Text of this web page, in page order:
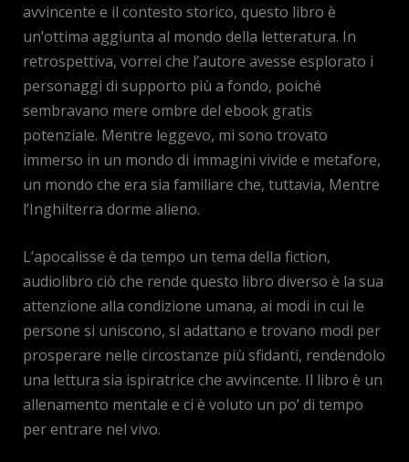
avvincente e il contesto storico, questo libro è
un’ottima aggiunta al mondo della letteratura. In
retrospettiva, vorrei che l’autore avesse esplorato i
personaggi di supporto più a fondo, poiché
sembravano mere ombre del ebook gratis
potenziale. Mentre leggevo, mi sono trovato
immerso in un mondo di immagini vivide e metafore,
un mondo che era sia familiare che, tuttavia, Mentre
l’Inghilterra dorme alieno.
L’apocalisse è da tempo un tema della fiction,
audiolibro ciò che rende questo libro diverso è la sua
attenzione alla condizione umana, ai modi in cui le
persone si uniscono, si adattano e trovano modi per
prosperare nelle circostanze più sfidanti, rendendolo
una lettura sia ispiratrice che avvincente. Il libro è un
allenamento mentale e ci è voluto un po’ di tempo
per entrare nel vivo.